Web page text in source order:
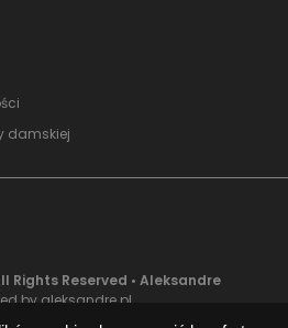
damskiej
Rights Reserved • Aleksandre
by aleksandre.pl